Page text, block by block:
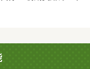
費］禁煙物件 保証
ューズボックス／脱
／ＣＡＴＶ／最上階